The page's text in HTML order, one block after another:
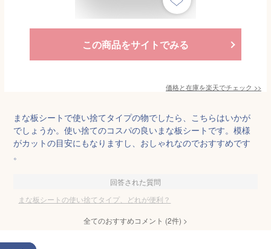
この商品をサイトでみる
価格と在庫を楽天でチェック >>
まな板シートで使い捨てタイプの物でしたら、こちらはいかが
でしょうか。使い捨てのコスパの良いまな板シートです。模様
がカットの目安にもなりますし、おしゃれなのでおすすめです
。
回答された質問
まな板シートの使い捨てタイプ、どれが便利？
全てのおすすめコメント (2件) >